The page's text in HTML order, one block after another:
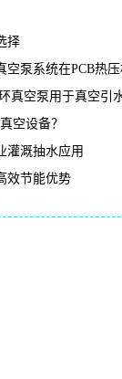
择
空泵系统在PCB热
真空泵用于真空引
空设备？
灌溉抽水应用
效节能优势